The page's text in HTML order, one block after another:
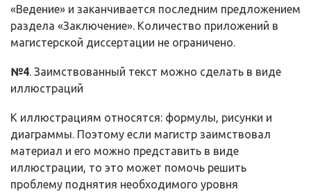
«Ведение» и заканчивается последним предложением
раздела «Заключение». Количество приложений в
магистерской диссертации не ограничено.
№4. Заимствованный текст можно сделать в виде
иллюстраций
К иллюстрациям относятся: формулы, рисунки и
диаграммы. Поэтому если магистр заимствовал
материал и его можно представить в виде
иллюстрации, то это может помочь решить
проблему поднятия необходимого уровня